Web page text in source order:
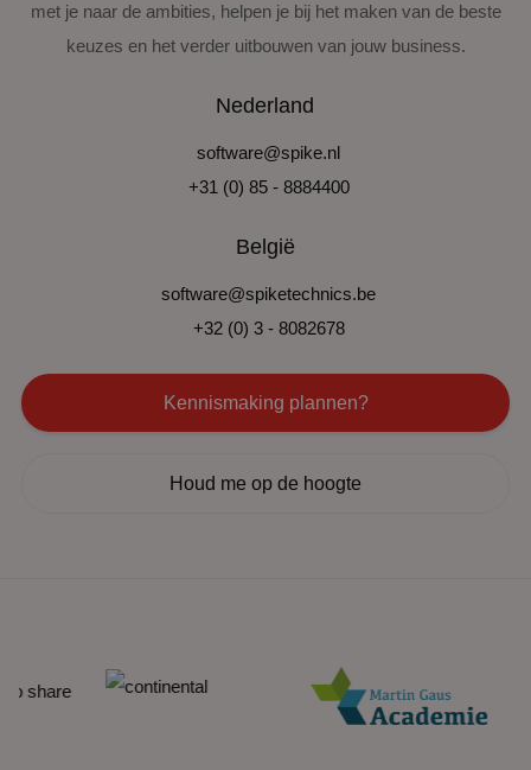
met je naar de ambities, helpen je bij het maken van de beste
keuzes en het verder uitbouwen van jouw business.
Nederland
software@spike.nl
+31 (0) 85 - 8884400
België
software@spiketechnics.be
+32 (0) 3 - 8082678
Kennismaking plannen?
Houd me op de hoogte